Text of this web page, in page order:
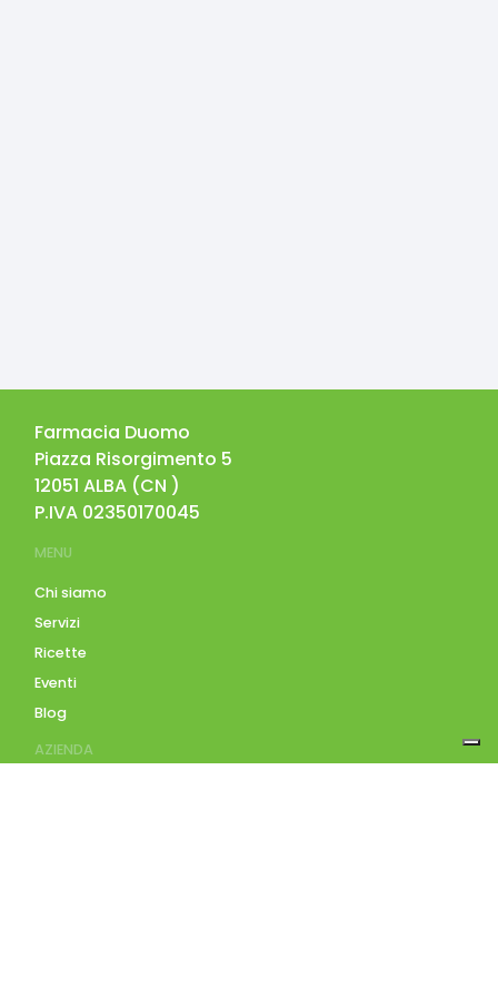
Farmacia Duomo
Piazza Risorgimento 5
12051 ALBA (CN )
P.IVA 02350170045
MENU
Chi siamo
Servizi
Ricette
Eventi
Blog
AZIENDA